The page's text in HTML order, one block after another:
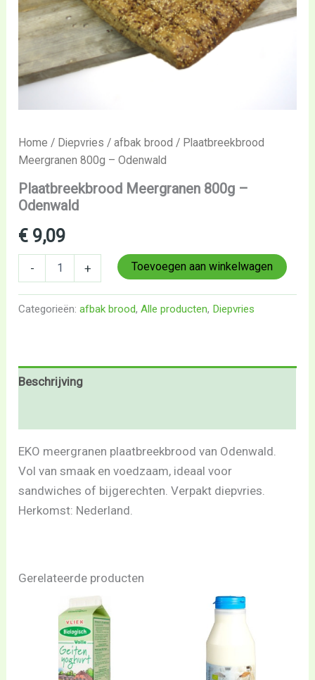
Home / Diepvries /afbak brood / Plaatbreekbrood
Meergranen 800g – Odenwald
Plaatbreekbrood Meergranen 800g –
Odenwald
€ 9,09
- + Toevoegen aan winkelwagen
Categorieën:afbak brood,Alle producten, Diepvries
Beschrijving
EKO meergranen plaatbreekbrood van Odenwald.
Vol van smaak en voedzaam, ideaal voor
sandwiches of bijgerechten. Verpakt diepvries.
Herkomst: Nederland.
Gerelateerde producten